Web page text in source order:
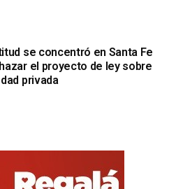
se concentró en Santa Fe
el proyecto de ley sobre
privada